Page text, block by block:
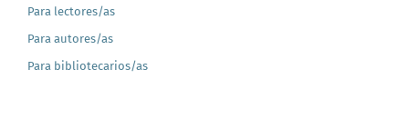
Para lectores/as
Para autores/as
Para bibliotecarios/as